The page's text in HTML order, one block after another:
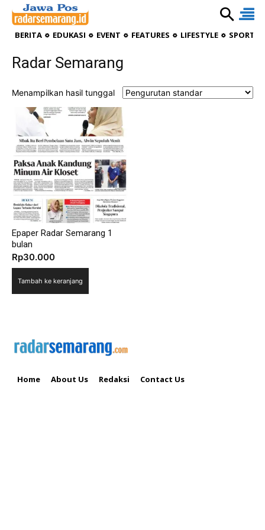
BERITA EDUKASI EVENT FEATURES LIFESTYLE
Radar Semarang
Menampilkan hasil tunggal
Epaper Radar Semarang 1
bulan
Rp30.000
Tambah ke keranjang
Home About Us Redaksi Contact Us